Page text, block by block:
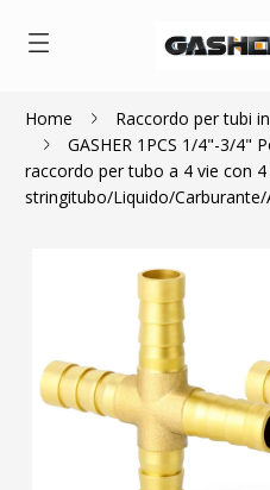
Home Raccordo per tubi
GASHER 1PCS 1/4"-3/4"
raccordo per tubo a 4 vie con
stringitubo/Liquido/Carburante/
$3.60